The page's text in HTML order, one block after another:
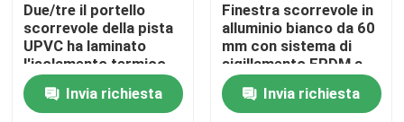
Prodotti
video
Due/tre il portello
scorrevole della pista
UPVC ha laminato
l'isolamento termico
Invia richiesta
Finestra scorrevole in
alluminio bianco da 60
mm con sistema di
sigillamento EPDM a
singolo/doppio vetro
Invia richiesta